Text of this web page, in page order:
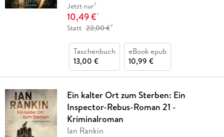
Jetzt nur7
10,49 €*
Statt 22,00 €7
Taschenbuch
13,00 €
eBook epub
10,99 €
Ein kalter Ort zum Sterben: Ein
Inspector-Rebus-Roman 21 -
Kriminalroman
Ian Rankin